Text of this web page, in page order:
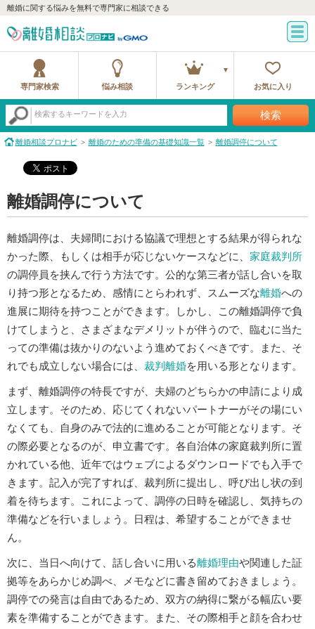
離婚に関する悩みを無料で専門家に相談できる
専門家検索 悩み相談 ランキング お気に入り
検索するキーワードを入力 検索
離婚相談プロナビ 離婚のための準備の基礎知識一覧 離婚調停について
離婚調停について
離婚調停は、夫婦間における協議で理想とする結果が得られな
かった際、もしくは相手が応じないケースなどに、 家庭裁判所
の調停員を挟んで行う方法です。公的な第三者が話し合いを取
り持つ形となるため、感情にとらわれず、スムーズな離婚への
進展に期待を持つことができます。しかし、この離婚調停で負
けてしまうと、さまざまなデメリットが伴うので、臨むに当た
っての準備は抜かりのないよう進めておくべきです。また、そ
れでも成立しない場合には、 裁判離婚を用いる形となります。
まず、離婚調停の特長ですが、夫婦のどちらかの申請により成
立します。そのため、応じてくれないパートナーがその場にい
なくても、自身のみで法的に進めることが可能となります。そ
の際必要となるのが、申立書です。各自治体の家庭裁判所に置
かれている他、近年ではウェブによるダウンロードでも入手で
きます。記入が完了すれば、裁判所に提出し、呼び出し状の到
着を待ちます。これによって、調停の日時を確認し、気持ちの
準備などを行いましょう。日程は、希望することができませ
ん。
次に、当日へ向けて、話し合いに用いる離婚理由や関連した証
拠等をあらかじめ調べ、メモなどに書き留めておきましょう。
調停での発言は自由であるため、双方の納得に繋がる幅広い要
素を準備することができます。また、その際相手と顔を合わせ